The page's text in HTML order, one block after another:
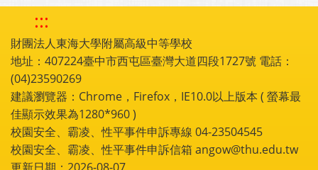
:::
財團法人東海大學附屬高級中等學校
地址：407224臺中市西屯區臺灣大道四段1727號 電話：
(04)23590269
建議瀏覽器：Chrome，Firefox，IE10.0以上版本 ( 螢幕最
佳顯示效果為1280*960 )
校園安全、霸凌、性平事件申訴專線 04-23504545
校園安全、霸凌、性平事件申訴信箱 angow@thu.edu.tw